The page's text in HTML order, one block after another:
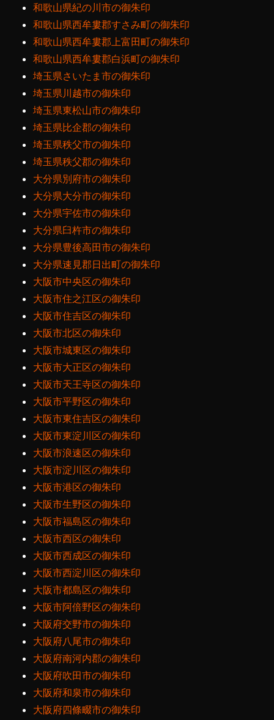
和歌山県紀の川市の御朱印
和歌山県西牟婁郡すさみ町の御朱印
和歌山県西牟婁郡上富田町の御朱印
和歌山県西牟婁郡白浜町の御朱印
埼玉県さいたま市の御朱印
埼玉県川越市の御朱印
埼玉県東松山市の御朱印
埼玉県比企郡の御朱印
埼玉県秩父市の御朱印
埼玉県秩父郡の御朱印
大分県別府市の御朱印
大分県大分市の御朱印
大分県宇佐市の御朱印
大分県臼杵市の御朱印
大分県豊後高田市の御朱印
大分県速見郡日出町の御朱印
大阪市中央区の御朱印
大阪市住之江区の御朱印
大阪市住吉区の御朱印
大阪市北区の御朱印
大阪市城東区の御朱印
大阪市大正区の御朱印
大阪市天王寺区の御朱印
大阪市平野区の御朱印
大阪市東住吉区の御朱印
大阪市東淀川区の御朱印
大阪市浪速区の御朱印
大阪市淀川区の御朱印
大阪市港区の御朱印
大阪市生野区の御朱印
大阪市福島区の御朱印
大阪市西区の御朱印
大阪市西成区の御朱印
大阪市西淀川区の御朱印
大阪市都島区の御朱印
大阪市阿倍野区の御朱印
大阪府交野市の御朱印
大阪府八尾市の御朱印
大阪府南河内郡の御朱印
大阪府吹田市の御朱印
大阪府和泉市の御朱印
大阪府四條畷市の御朱印